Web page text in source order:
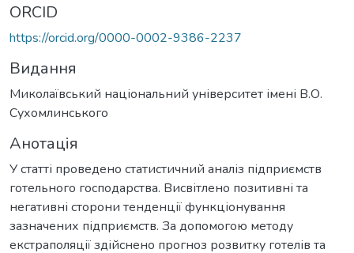
ORCID
https://orcid.org/0000-0002-9386-2237
Видання
Миколаївський національний університет імені В.О.
Сухомлинського
Анотація
У статті проведено статистичний аналіз підприємств
готельного господарства. Висвітлено позитивні та
негативні сторони тенденції функціонування
зазначених підприємств. За допомогою методу
екстраполяції здійснено прогноз розвитку готелів та